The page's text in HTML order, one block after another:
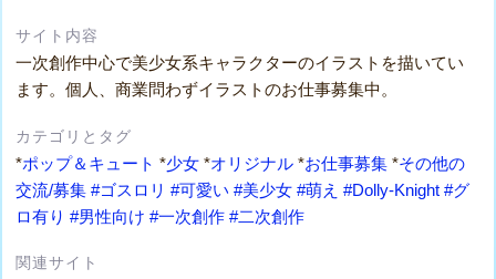
サイト内容
一次創作中心で美少女系キャラクターのイラストを描いてい
ます。個人、商業問わずイラストのお仕事募集中。
カテゴリとタグ
*ポップ＆キュート *少女 *オリジナル *お仕事募集 *その他の
交流/募集 #ゴスロリ #可愛い #美少女 #萌え #Dolly-Knight #グ
ロ有り #男性向け #一次創作 #二次創作
関連サイト